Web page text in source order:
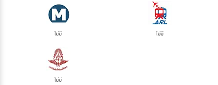
ไม่มี ไม่มี
ไม่มี